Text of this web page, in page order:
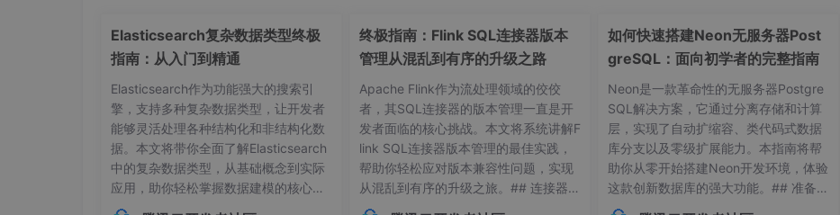
iptables：系统自带的包过滤防火墙
三、iptables：
内核防火墙，内置四个表，而且在所有的表中，配置规则。配置后立即生效，不需要重启服务。
1、四表五链：
Elasticsearch复杂数据类型终极
指南：从入门到精通
Elasticsearch作为功能强大的搜索引
擎，支持多种复杂数据类型，让开发者
能够灵活处理各种结构化和非结构化数
据。本文将带你全面了解Elasticsearch
中的复杂数据类型，从基础概念到实际
应用，助你轻松掌握数据建模的核心技
巧。## 内部对象：构建层级化数据结构
终极指南：Flink SQL连接器版本
管理从混乱到有序的升级之路
Apache Flink作为流处理领域的佼佼
者，其SQL连接器的版本管理一直是开
发者面临的核心挑战。本文将系统讲解F
link SQL连接器版本管理的最佳实践，
帮助你轻松应对版本兼容性问题，实现
从混乱到有序的升级之旅。## 连接器版
本管理的常见痛点 😫在Flink应用开发
如何快速搭建Neon无服务器Post
greSQL：面向初学者的完整指南
Neon是一款革命性的无服务器Postgre
SQL解决方案，它通过分离存储和计算
层，实现了自动扩缩容、类代码式数据
库分支以及零级扩展能力。本指南将帮
助你从零开始搭建Neon开发环境，体验
这款创新数据库的强大功能。## 准备工
作：环境要求与依赖项在开始搭建Neon